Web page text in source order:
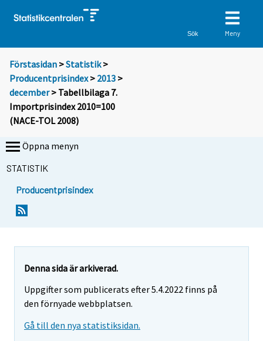
Sök Meny
Förstasidan >Statistik >
Producentprisindex> 2013 >
december> Tabellbilaga 7.
Importprisindex 2010=100
(NACE-TOL 2008)
Öppna menyn
STATISTIK
Producentprisindex
Denna sida är arkiverad.
Uppgifter som publicerats efter 5.4.2022 finns på
den förnyade webbplatsen.
Gå till den nya statistiksidan.